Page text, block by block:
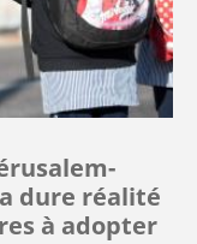
dure réalité
à adopter